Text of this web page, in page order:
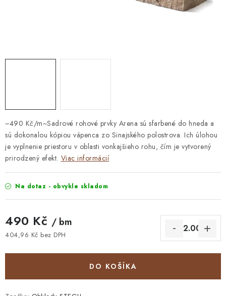
~490 Kč/m~Sadrové rohové prvky Arena sú sfarbené do hneda a
sú dokonalou kópiou vápenca zo Sinajského polostrova. Ich úlohou
je vyplnenie priestoru v oblasti vonkajšieho rohu, čím je vytvorený
prirodzený efekt. Viac informácií
Na dotaz - obvykle skladom
490 Kč / bm
404,96 Kč bez DPH
DO KOŠÍKA